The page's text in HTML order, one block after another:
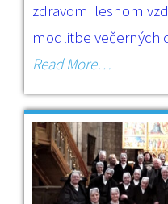
zdravom lesnom
modlitbe večerných
Read More…